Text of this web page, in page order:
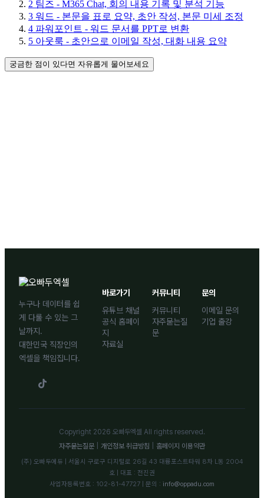
2 팀즈 - M365 Chat, 회의 내용 기록 및 분석 기능
3 워드 - 본문을 표로 요약, 초안 작성, 본문 미세 조정
4 파워포인트 - 워드 문서를 PPT로 변환
5 아웃룩 - 초안으로 이메일 작성, 대화 내용 요약
궁금한 점이 있다면 자유롭게 물어보세요
누구나 데이터를 쉽
게 다룰 수 있는 그
날까지.
대한민국 직장인의
엑셀을 책임집니다.
바로가기
유튜브 채널
공식 홈페이
지
자료실
커뮤니티
커뮤니티
자주묻는질
문
문의
이메일 문의
기업 출강
Copyright 2026 오빠두엑셀 All rights reserved.
자주묻는질문
개인정보 취급방침 홈페이지 이용약관
(주) 오빠두에듀 | 서울시 구로구 디지털로 26길 43 대륭포스트타워 8차 L동 2004
호 | 대표 : 전진권
사업자등록번호 : 102-81-47727 | 문의 : info@oppadu.com